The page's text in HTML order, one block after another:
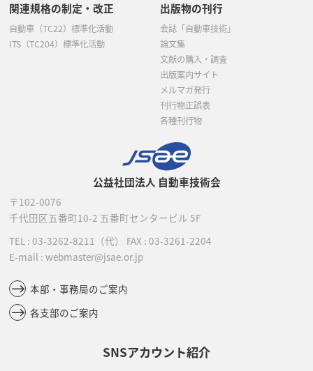
公益社団法人 自動車技術会
〒102-0076
千代田区五番町10-2 五番町センタービル 5F
TEL : 03-3262-8211 （代） FAX : 03-3261-2204
E-mail : webmaster@jsae.or.jp
本部・事務局のご案内
各支部のご案内
SNSアカウント紹介
関連規格の制定・改正
自動車（TC22）標準化活動
ITS（TC204）標準化活動
出版物の刊行
会誌「自動車技術」
論文集
文献の購入・調査
出版案内サイト
メルマガ発行
刊行物正誤表
各種刊行物